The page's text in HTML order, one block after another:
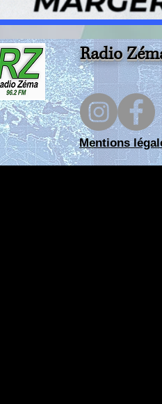
Radio
Mentions